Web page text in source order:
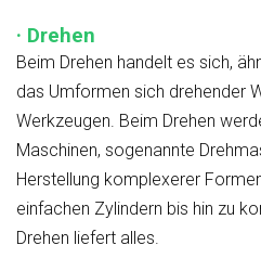
· Drehen
Beim Drehen handelt es sich,
das Umformen sich drehender
Werkzeugen. Beim Drehen
Maschinen, sogenannte
Herstellung komplexerer
einfachen Zylindern bis hin zu
Drehen liefert alles.